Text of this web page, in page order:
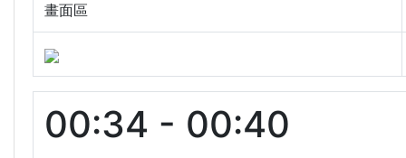
畫面區
00:34 - 00:40